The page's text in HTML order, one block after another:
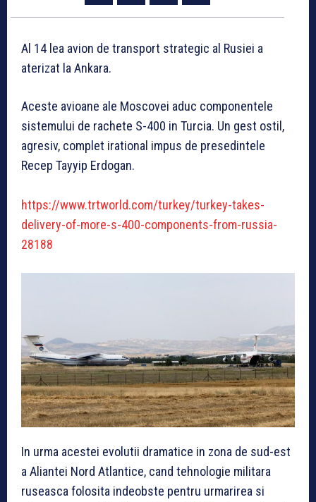
Al 14 lea avion de transport strategic al Rusiei a
aterizat la Ankara.
Aceste avioane ale Moscovei aduc componentele
sistemului de rachete S-400 in Turcia. Un gest ostil,
agresiv, complet irational impus de presedintele
Recep Tayyip Erdogan.
https://www.trtworld.com/turkey/turkey-takes-
delivery-of-more-s-400-components-from-russia-
28188
In urma acestei evolutii dramatice in zona de sud-est
a Aliantei Nord Atlantice, cand tehnologie militara
ruseasca folosita indeobste pentru urmarirea si